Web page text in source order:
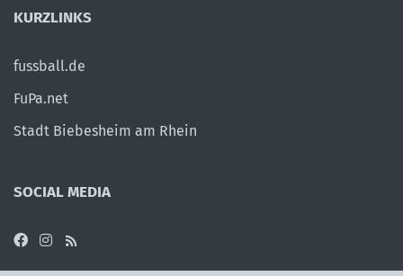
KURZLINKS
fussball.de
FuPa.net
Stadt Biebesheim am Rhein
SOCIAL MEDIA